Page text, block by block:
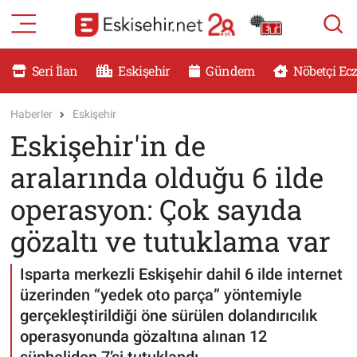
Seri İlan Eskişehir Gündem Nöbetçi
Haberler Eskişehir
Eskişehir'in de
aralarında olduğu 6 ilde
operasyon: Çok sayıda
gözaltı ve tutuklama var
Isparta merkezli Eskişehir dahil 6 ilde internet
üzerinden “yedek oto parça” yöntemiyle
gerçekleştirildiği öne sürülen dolandırıcılık
operasyonunda gözaltına alınan 12
RESMİ İLANLAR
DÜNYA
SAĞLIK
MAGAZİN
TEKNOLOJİ
YEMEK
Eskişehir Nöbetçi Eczaneler
Eskişehir Namaz Vakitleri
Eskişehir Trafik Yoğunluk Haritası
Süper Lig Puan Durumu ve Fikstür
Tüm Manşetler
Son Dakika Haberleri
Haber Arşivi